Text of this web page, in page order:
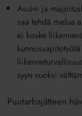
Asuin- ja
saa tehdä melua
ei koske
syyn vuoksi
Puutarhajätteen